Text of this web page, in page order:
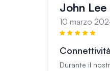
John Lee
10 marzo
Durante il